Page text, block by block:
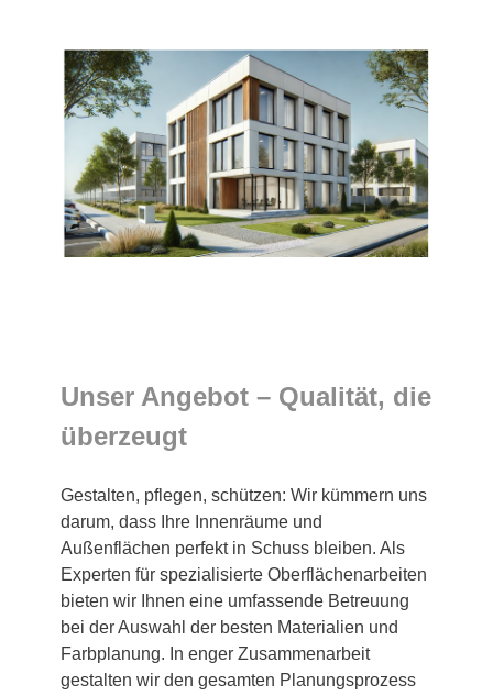
Unser Angebot – Qualität, die
überzeugt
Gestalten, pflegen, schützen: Wir kümmern uns
darum, dass Ihre Innenräume und
Außenflächen perfekt in Schuss bleiben. Als
Experten für spezialisierte Oberflächenarbeiten
bieten wir Ihnen eine umfassende Betreuung
bei der Auswahl der besten Materialien und
Farbplanung. In enger Zusammenarbeit
gestalten wir den gesamten Planungsprozess